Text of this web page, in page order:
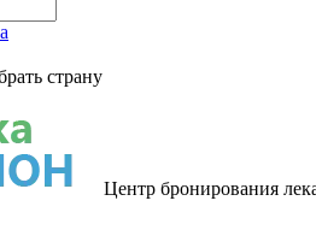
страну
Центр бронирования